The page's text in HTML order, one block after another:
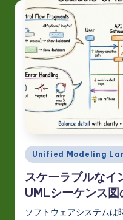
Posted
in
Unified Modeling
スケーラブルなイ
UMLシーケンス
ソフトウェアシステムは